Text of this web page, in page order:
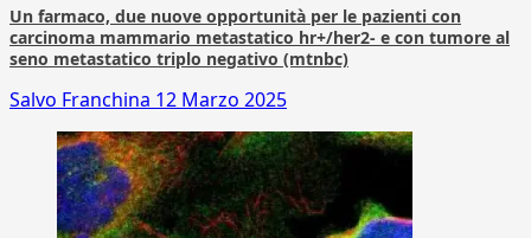
Un farmaco, due nuove opportunità per le pazienti con
carcinoma mammario metastatico hr+/her2- e con tumore al
seno metastatico triplo negativo (mtnbc)
Salvo Franchina 12 Marzo 2025